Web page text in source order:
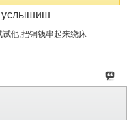
услышиш
试他,把铜钱串起来绕床